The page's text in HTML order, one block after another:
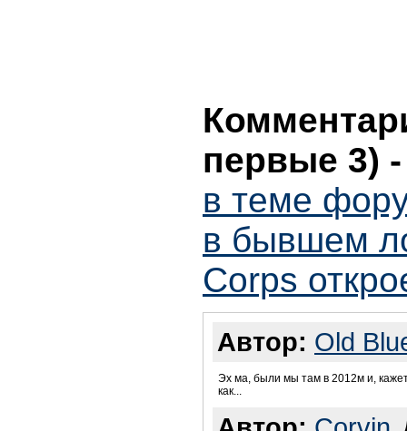
первые 3)
в теме
в бывшем
Corps
Автор: Old
Эх ма, были мы там в 2012м и,
как...